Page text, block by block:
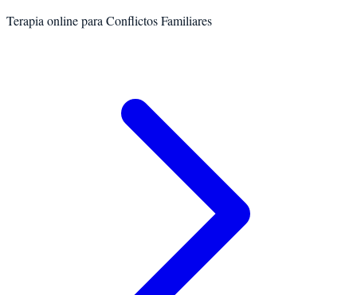
Terapia online para Conflictos Familiares